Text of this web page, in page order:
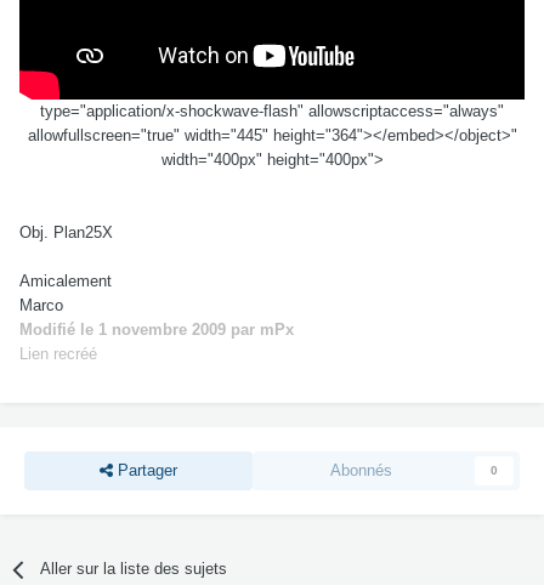
type="application/x-shockwave-flash" allowscriptaccess="always"
allowfullscreen="true" width="445" height="364"></embed></object>"
width="400px" height="400px">
Obj. Plan25X
Amicalement
Marco
Modifié le 1 novembre 2009 par mPx
Lien recréé
Partager Abonnés 0
Aller sur la liste des sujets